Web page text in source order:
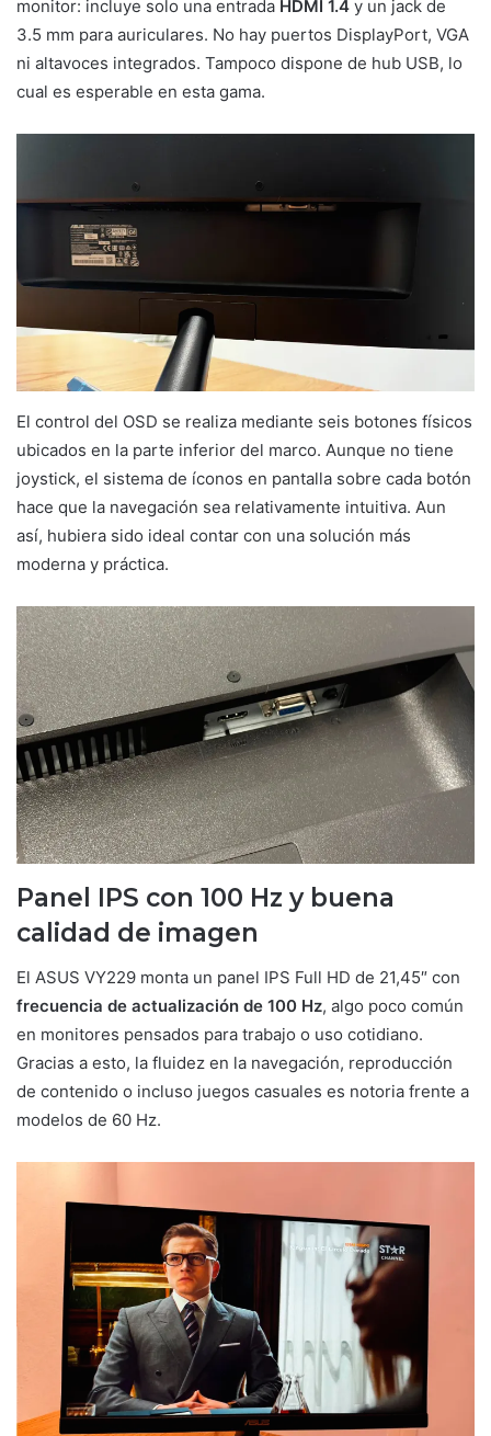
monitor: incluye solo una entrada HDMI 1.4 y un jack de
3.5 mm para auriculares. No hay puertos DisplayPort, VGA
ni altavoces integrados. Tampoco dispone de hub USB, lo
cual es esperable en esta gama.
El control del OSD se realiza mediante seis botones físicos
ubicados en la parte inferior del marco. Aunque no tiene
joystick, el sistema de íconos en pantalla sobre cada botón
hace que la navegación sea relativamente intuitiva. Aun
así, hubiera sido ideal contar con una solución más
moderna y práctica.
Panel IPS con 100 Hz y buena
calidad de imagen
El ASUS VY229 monta un panel IPS Full HD de 21,45″ con
frecuencia de actualización de 100 Hz, algo poco común
en monitores pensados para trabajo o uso cotidiano.
Gracias a esto, la fluidez en la navegación, reproducción
de contenido o incluso juegos casuales es notoria frente a
modelos de 60 Hz.